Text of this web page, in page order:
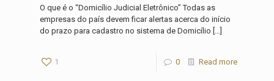
O que é o “Domicílio Judicial Eletrônico” Todas as
empresas do país devem ficar alertas acerca do início
do prazo para cadastro no sistema de Domicílio […]
1 0 Read more